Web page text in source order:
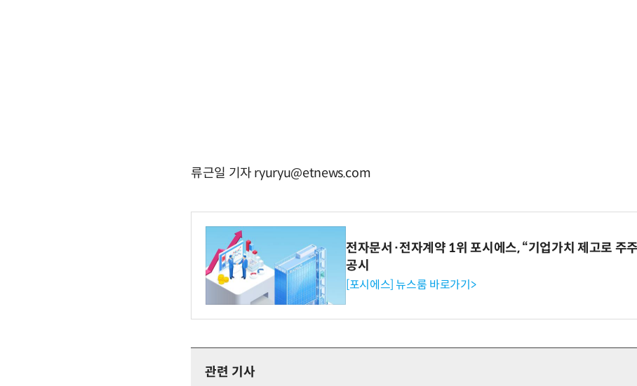
류근일 기자 ryuryu@etnews.com
전자문서·전자계약 1위 포시에스, “기업가치 제고로 주
공시
[포시에스] 뉴스룸 바로가기>
관련 기사